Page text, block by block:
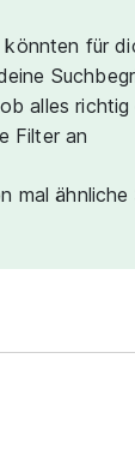
für
alles
Filter an
mal